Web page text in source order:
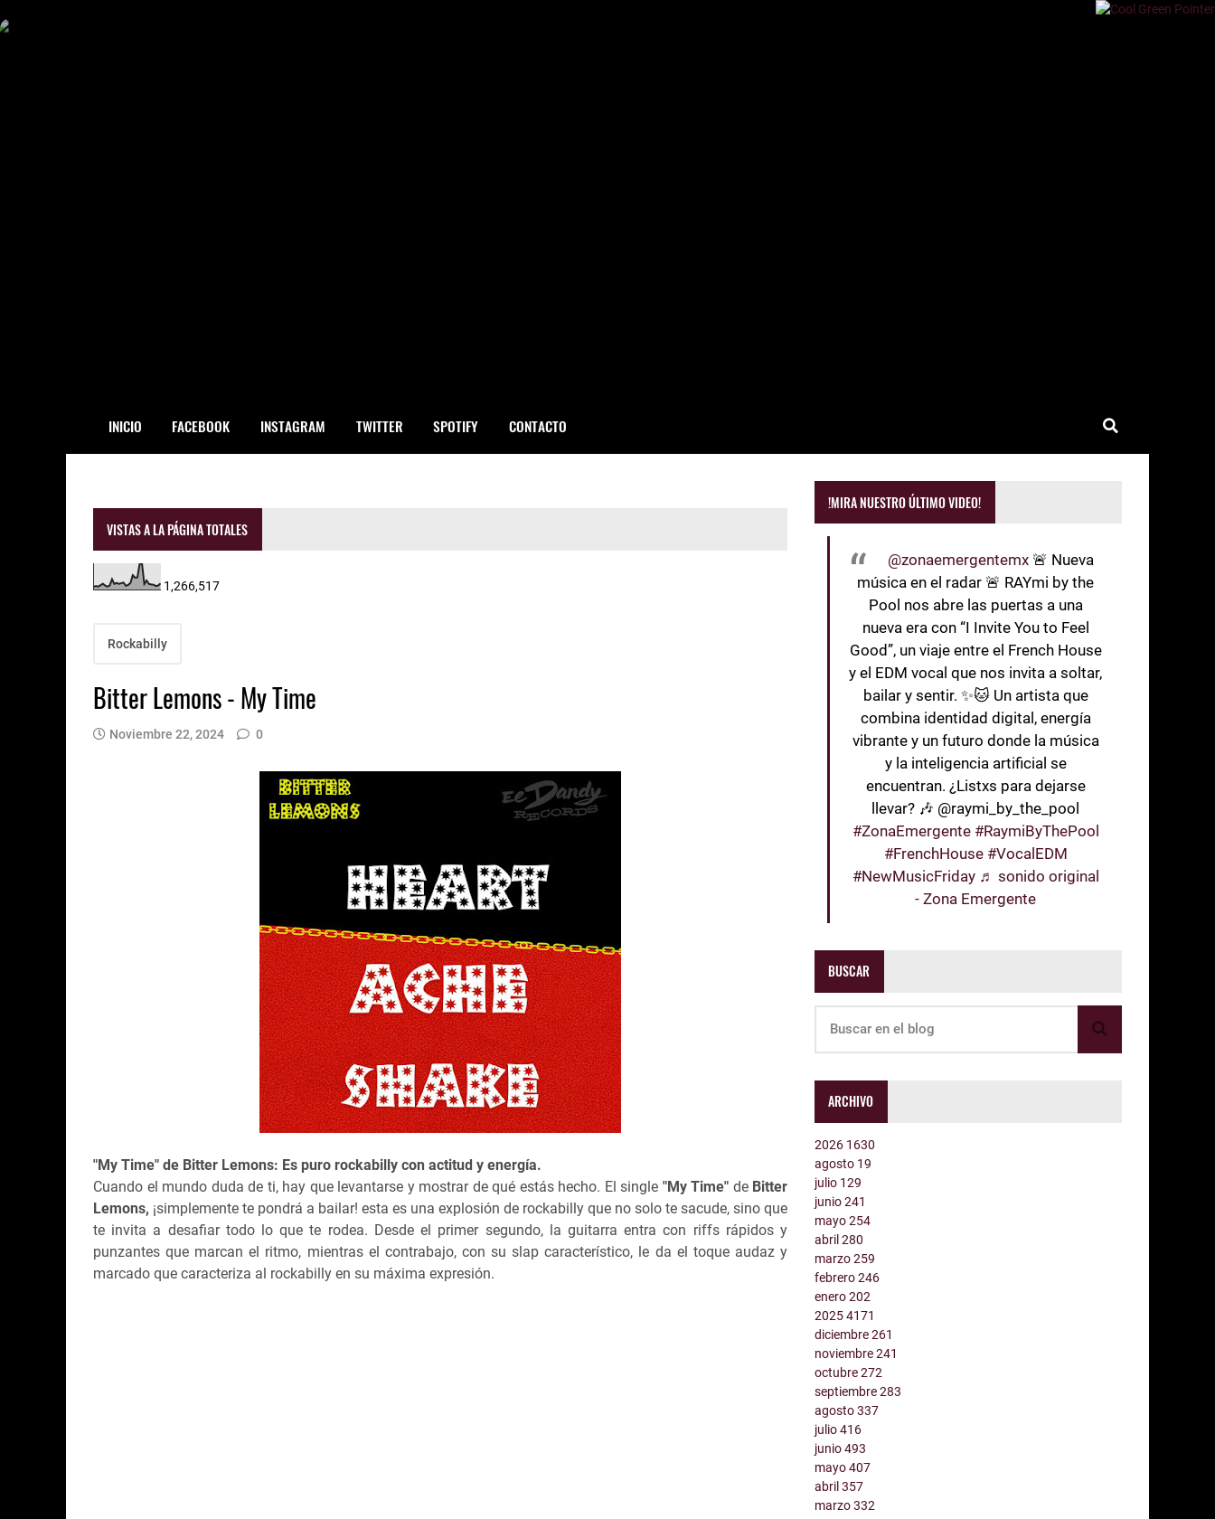
INICIO FACEBOOK INSTAGRAM TWITTER SPOTIFY CONTACTO
VISTAS A LA PÁGINA TOTALES
1,266,517
Rockabilly
Bitter Lemons - My Time
Noviembre 22, 2024 0
"My Time" de Bitter Lemons: Es puro rockabilly con actitud y energía.
Cuando el mundo duda de ti, hay que levantarse y mostrar de qué estás hecho. El single "My Time" de Bitter
Lemons, ¡simplemente te pondrá a bailar! esta es una explosión de rockabilly que no solo te sacude, sino que
te invita a desafiar todo lo que te rodea. Desde el primer segundo, la guitarra entra con riffs rápidos y
punzantes que marcan el ritmo, mientras el contrabajo, con su slap característico, le da el toque audaz y
marcado que caracteriza al rockabilly en su máxima expresión.
!MIRA NUESTRO ÚLTIMO VIDEO!
@zonaemergentemx 🚨 Nueva
música en el radar 🚨 RAYmi by the
Pool nos abre las puertas a una
nueva era con “I Invite You to Feel
Good”, un viaje entre el French House
y el EDM vocal que nos invita a soltar,
bailar y sentir. ✨🐱 Un artista que
combina identidad digital, energía
vibrante y un futuro donde la música
y la inteligencia artificial se
encuentran. ¿Listxs para dejarse
llevar? 🎶 @raymi_by_the_pool
#ZonaEmergente #RaymiByThePool
#FrenchHouse #VocalEDM
#NewMusicFriday ♬ sonido original
- Zona Emergente
BUSCAR
ARCHIVO
2026 1630
agosto 19
julio 129
junio241
mayo254
abril280
marzo259
febrero246
enero202
20254171
diciembre261
noviembre241
octubre272
septiembre283
agosto337
julio416
junio493
mayo407
abril357
marzo332